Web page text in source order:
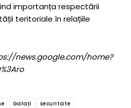
importanța respectării
teritoriale în relațiile
news.google.com/home?
Galați securitate